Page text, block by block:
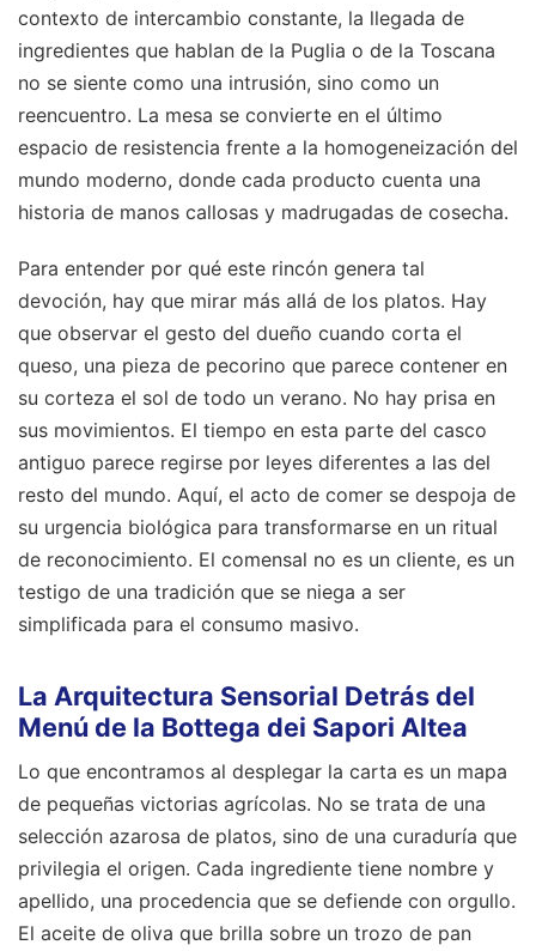
contexto de intercambio constante, la llegada de
ingredientes que hablan de la Puglia o de la Toscana
no se siente como una intrusión, sino como un
reencuentro. La mesa se convierte en el último
espacio de resistencia frente a la homogeneización del
mundo moderno, donde cada producto cuenta una
historia de manos callosas y madrugadas de cosecha.
Para entender por qué este rincón genera tal
devoción, hay que mirar más allá de los platos. Hay
que observar el gesto del dueño cuando corta el
queso, una pieza de pecorino que parece contener en
su corteza el sol de todo un verano. No hay prisa en
sus movimientos. El tiempo en esta parte del casco
antiguo parece regirse por leyes diferentes a las del
resto del mundo. Aquí, el acto de comer se despoja de
su urgencia biológica para transformarse en un ritual
de reconocimiento. El comensal no es un cliente, es un
testigo de una tradición que se niega a ser
simplificada para el consumo masivo.
La Arquitectura Sensorial Detrás del
Menú de la Bottega dei Sapori Altea
Lo que encontramos al desplegar la carta es un mapa
de pequeñas victorias agrícolas. No se trata de una
selección azarosa de platos, sino de una curaduría que
privilegia el origen. Cada ingrediente tiene nombre y
apellido, una procedencia que se defiende con orgullo.
El aceite de oliva que brilla sobre un trozo de pan